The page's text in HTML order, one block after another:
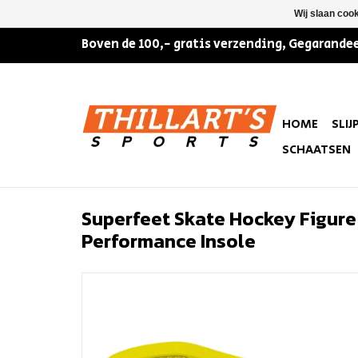
Boven de 100,- gratis verzending,
HOME
SCHAATSEN
Superfeet Skate Hockey
Performance Insole
Wij slaan